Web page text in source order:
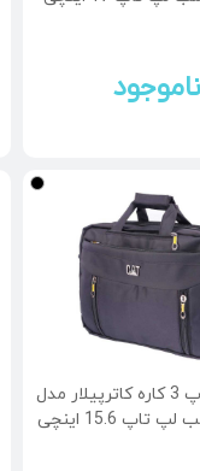
ناموجود
کیف لپ تاپ 3 کاره کاترپیلار مدل